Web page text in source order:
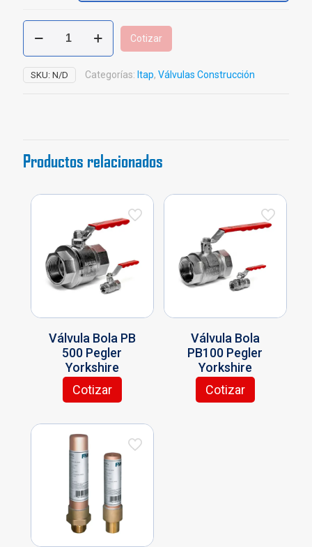
Válvula
Bola
Bronce
Mini
Itap
Cotizar
SKU: N/D Categorías: Itap, Válvulas Construcción
Productos relacionados
Válvula Bola PB
500 Pegler
Yorkshire
Cotizar
Este
tiene
múltiples
variantes.
Las
opciones
se
pueden
elegir
Válvula Bola
PB100 Pegler
Yorkshire
Cotizar
Este